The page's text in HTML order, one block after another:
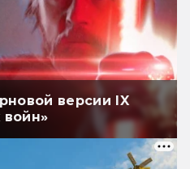
версии IX
войн»